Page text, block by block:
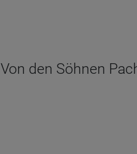
Von den Söhnen